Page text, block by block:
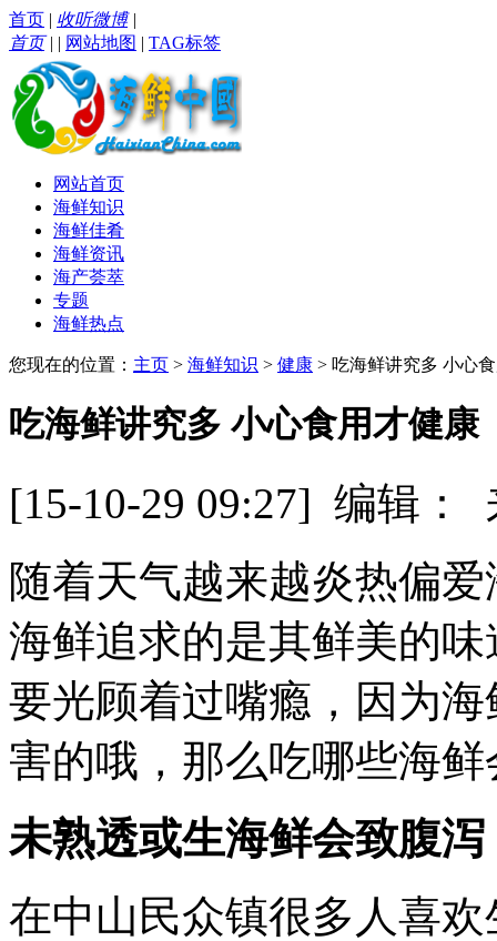
首页 | 收听微博|
首页| | 网站地图 | TAG标签
网站首页
海鲜知识
海鲜佳肴
海鲜资讯
海产荟萃
专题
海鲜热点
您现在的位置： 主页 > 海鲜知识 > 健康 > 吃海鲜讲究多 小心
吃海鲜讲究多 小心食用才健康
[15-10-29 09:27] 编辑
随着天气越来越炎热偏
海鲜追求的是其鲜美的
要光顾着过嘴瘾，因为
害的哦，那么吃哪些海
未熟透或生海鲜会致腹泻
在中山民众镇很多人喜